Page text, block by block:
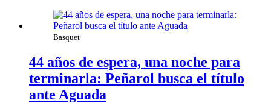
Basquet
44 años de espera, una noche para
terminarla: Peñarol busca el título
ante Aguada